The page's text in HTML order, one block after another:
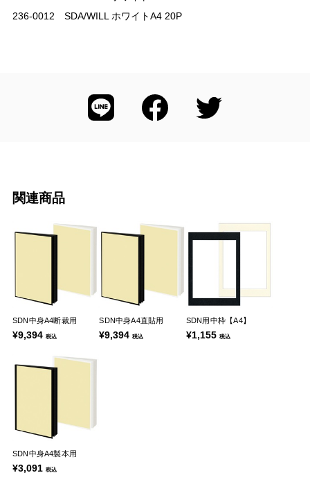
236-0012 SDA/WILL ホワイトA4 20P
関連商品
SDN中身A4断裁用
¥9,394 税込
SDN中身A4直貼用
¥9,394税込
SDN用中枠【A4】
¥1,155 税込
SDN中身A4製本用
¥3,091 税込